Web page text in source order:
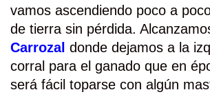
vamos ascendiendo poco a
de tierra sin pérdida.
Carrozal donde dejamos a la
corral para el ganado que en
será fácil toparse con algún